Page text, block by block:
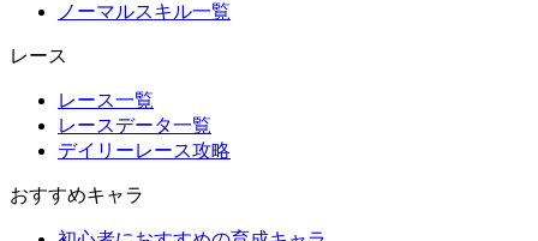
ノーマルスキル一覧
レース
レース一覧
レースデータ一覧
デイリーレース攻略
おすすめキャラ